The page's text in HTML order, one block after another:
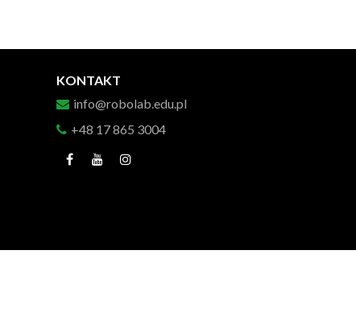
KONTAKT
info@robolab.edu.pl
+48 17 865 3004